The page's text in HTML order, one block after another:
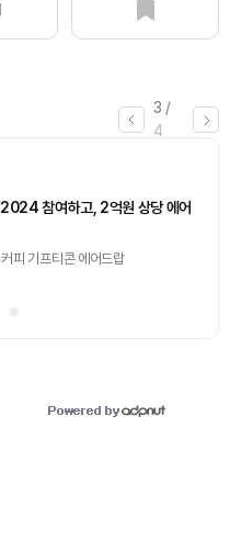
3 /
4
참여하고, 2억원 상당 에어
피 기프티콘 에어드랍